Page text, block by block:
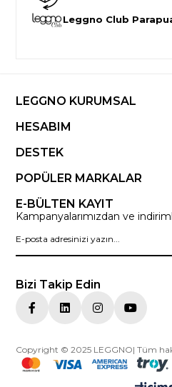
Leggno Club
LEGGNO KURUMSAL
HESABIM
DESTEK
POPÜLER MARKALAR
E-BÜLTEN KAYIT
Kampanyalarımızdan ve
Bizi Takip Edin
Copyright © 2025 LEGGNO| Tüm